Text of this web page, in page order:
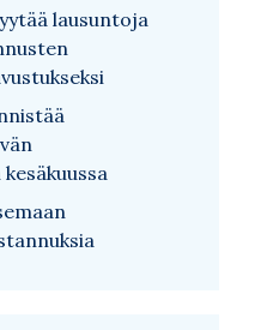
lausuntoja